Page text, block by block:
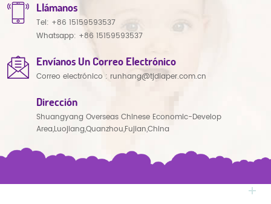
Llámanos
Tel: +86 15159593537
Whatsapp: +86 15159593537
Envíanos Un Correo Electrónico
Correo electrónico : runhang@tjdiaper.com.cn
Dirección
Shuangyang Overseas Chinese Economic-Develop
Area,Luojiang,Quanzhou,Fujian,China